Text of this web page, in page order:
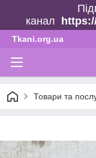
канал
Tkani.org.ua
Товари та